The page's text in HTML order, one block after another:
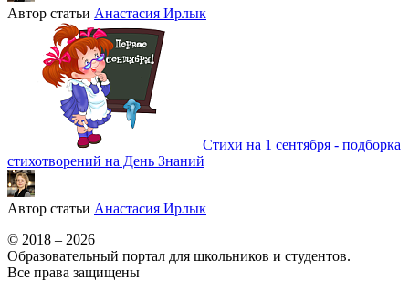
Автор статьи Анастасия Ирлык
Стихи на 1 сентября - подборка
стихотворений на День Знаний
Автор статьи Анастасия Ирлык
© 2018 – 2026
Образовательный портал для школьников и студентов.
Все права защищены